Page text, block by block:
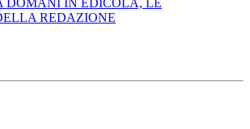
DOMANI IN EDICOLA, LE
REDAZIONE